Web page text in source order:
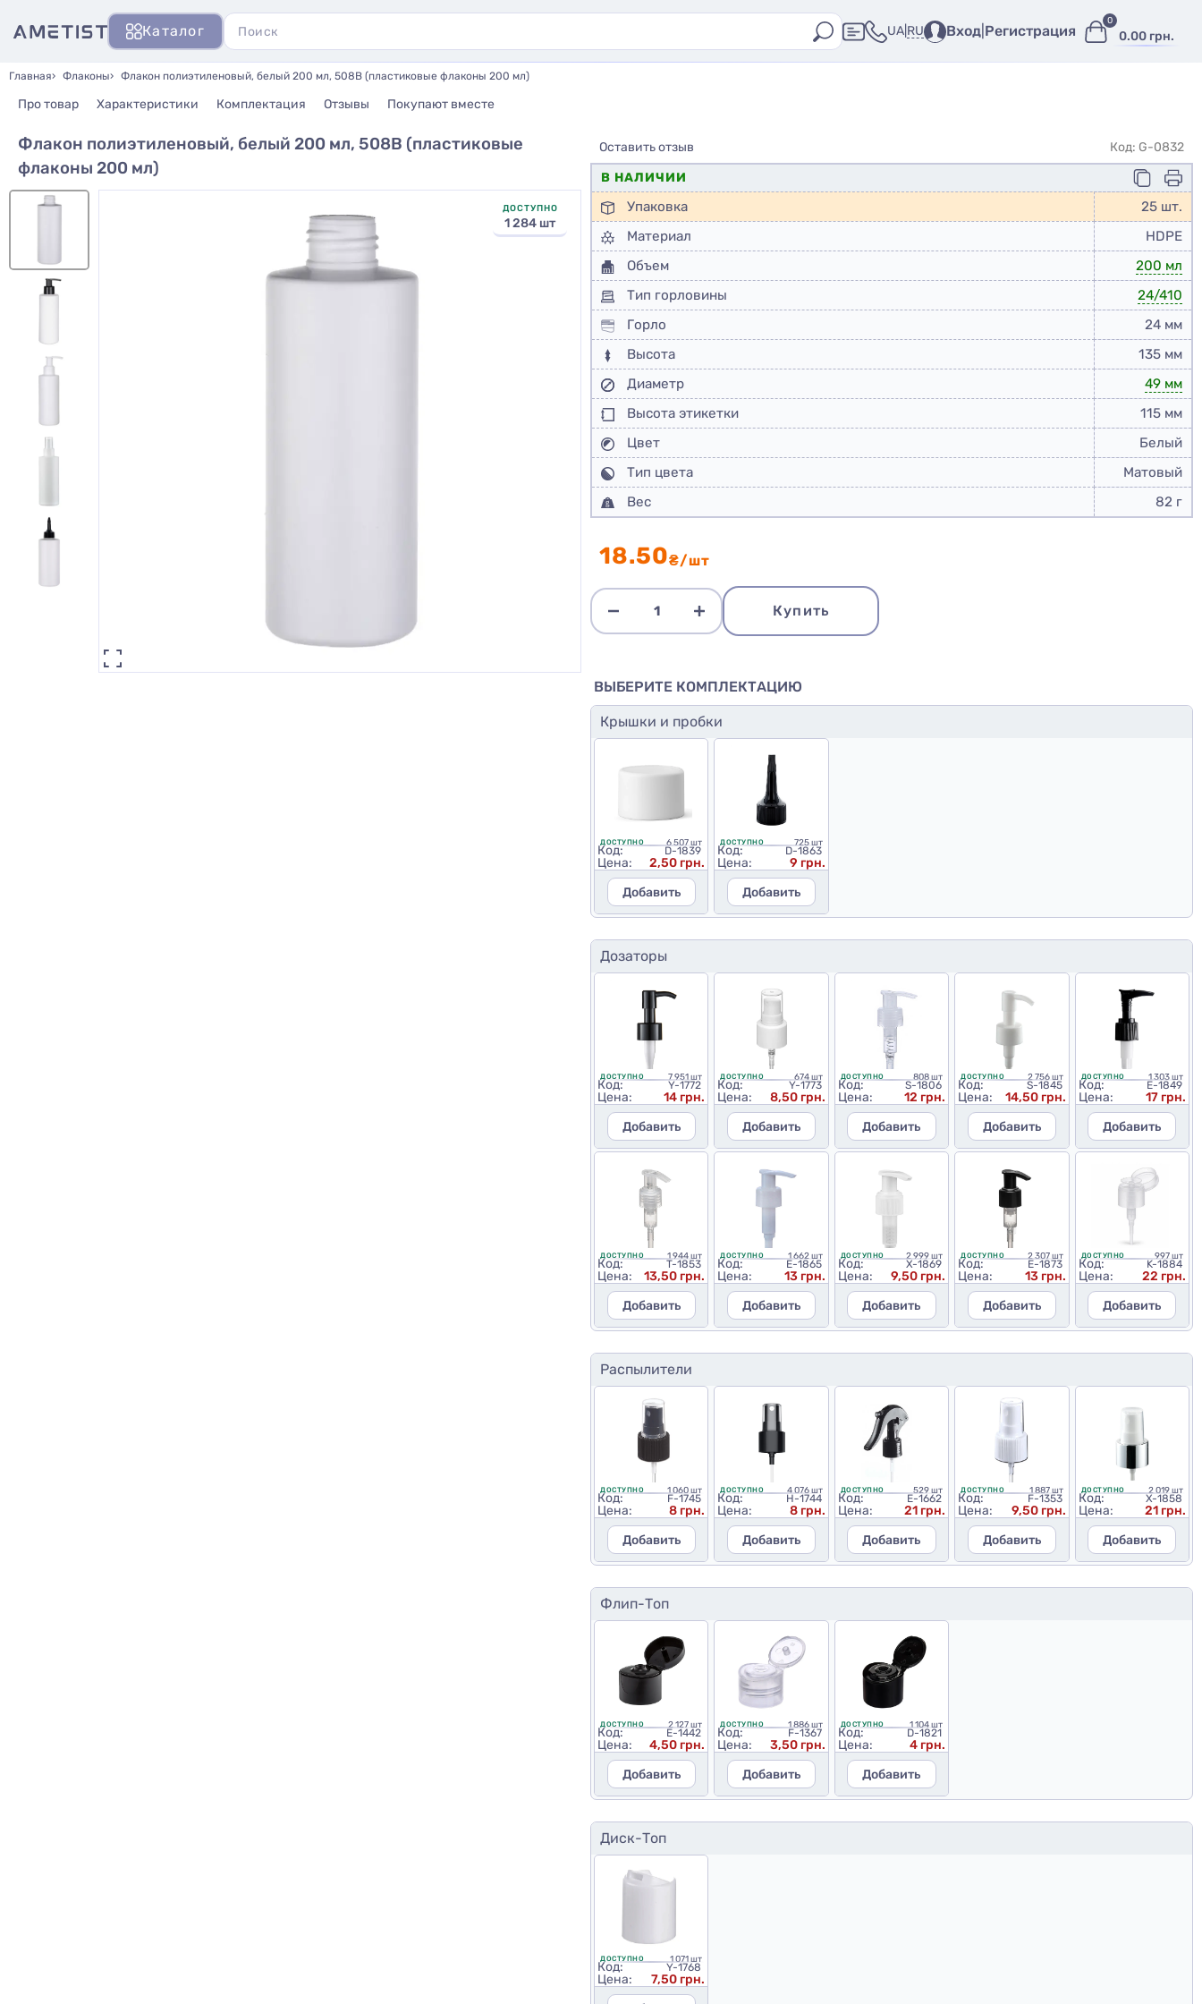
Каталог UA RU Вход Регистрация 0.00 грн.
0
Главная Флаконы Флакон полиэтиленовый, белый 200 мл, 508В (пластиковые флаконы 200 мл)
Про товар Характеристики Комплектация Отзывы Покупают вместе
Флакон полиэтиленовый, белый 200 мл, 508В (пластиковые
флаконы 200 мл)
ДОСТУПНО
1 284 шт
18.50₴/шт
Купить
Оставить отзыв
Код: G-0832
В НАЛИЧИИ
Упаковка
25 шт.
Материал
HDPE
Объем
200 мл
Тип горловины
24/410
Горло
24 мм
Высота
135 мм
Диаметр
49 мм
Высота этикетки
115 мм
Цвет
Белый
Тип цвета
Матовый
Вес
82 г
ВЫБЕРИТЕ КОМПЛЕКТАЦИЮ
Крышки и пробки
ДОСТУПНО 6 507 шт
Код: D-1839
Цена:
2,50 грн.
Добавить
ДОСТУПНО 725 шт
Код: D-1863
Цена:
9 грн.
Добавить
Дозаторы
ДОСТУПНО 7 951 шт
Код: Y-1772
Цена:
14 грн.
Добавить
ДОСТУПНО 674 шт
Код: Y-1773
Цена:
8,50 грн.
Добавить
ДОСТУПНО 808 шт
Код: S-1806
Цена:
12 грн.
Добавить
ДОСТУПНО 2 756 шт
Код: S-1845
Цена:
14,50 грн.
Добавить
ДОСТУПНО 1 303 шт
Код: E-1849
Цена:
17 грн.
Добавить
ДОСТУПНО 1 944 шт
Код: T-1853
Цена:
13,50 грн.
Добавить
ДОСТУПНО 1 662 шт
Код: E-1865
Цена:
13 грн.
Добавить
ДОСТУПНО 2 999 шт
Код: X-1869
Цена:
9,50 грн.
Добавить
ДОСТУПНО 2 307 шт
Код: E-1873
Цена:
13 грн.
Добавить
ДОСТУПНО 997 шт
Код: K-1884
Цена:
22 грн.
Добавить
Распылители
ДОСТУПНО 1 060 шт
Код: F-1745
Цена:
8 грн.
Добавить
ДОСТУПНО 4 076 шт
Код: H-1744
Цена:
8 грн.
Добавить
ДОСТУПНО 529 шт
Код: E-1662
Цена:
21 грн.
Добавить
ДОСТУПНО 1 887 шт
Код: F-1353
Цена:
9,50 грн.
Добавить
ДОСТУПНО 2 019 шт
Код: X-1858
Цена:
21 грн.
Добавить
Флип-Топ
ДОСТУПНО 2 127 шт
Код: E-1442
Цена:
4,50 грн.
Добавить
ДОСТУПНО 1 886 шт
Код: F-1367
Цена:
3,50 грн.
Добавить
ДОСТУПНО 1 104 шт
Код: D-1821
Цена:
4 грн.
Добавить
Диск-Топ
ДОСТУПНО 1 071 шт
Код: Y-1768
Цена:
7,50 грн.